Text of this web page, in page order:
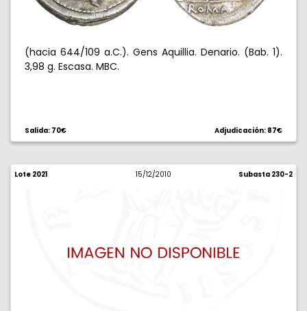
(hacia 644/109 a.C.). Gens Aquillia. Denario. (Bab. 1).
3,98 g. Escasa. MBC.
Salida: 70€ Adjudicación: 87€
Lote 2021 15/12/2010 Subasta 230-2